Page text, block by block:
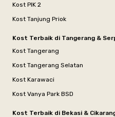
Kost PIK 2
Kost Tanjung Priok
Kost Terbaik di Tangerang &
Kost Tangerang
Kost Tangerang Selatan
Kost Karawaci
Kost Vanya Park BSD
Kost Terbaik di Bekasi &